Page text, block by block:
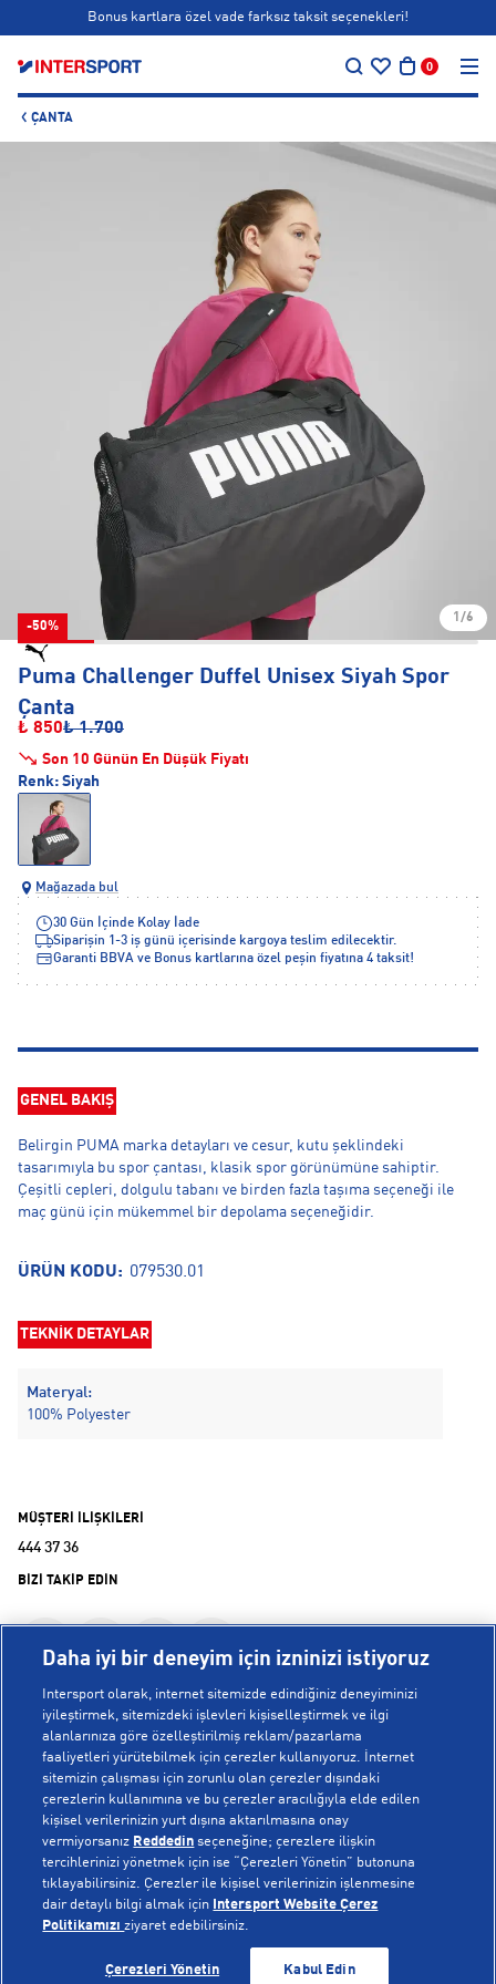
Bonus kartlara özel vade farksız taksit seçenekleri!
0
ÇANTA
-50%
1/6
Puma Challenger Duffel Unisex Siyah Spor
Çanta
₺ 850₺ 1.700
Son 10 Günün En Düşük Fiyatı
Renk: Siyah
Mağazada bul
GELİNCE HABER VER
30 Gün İçinde Kolay İade
Siparişin 1-3 iş günü içerisinde kargoya teslim edilecektir.
Garanti BBVA ve Bonus kartlarına özel peşin fiyatına 4 taksit!
GENEL BAKIŞ
Belirgin PUMA marka detayları ve cesur, kutu şeklindeki
tasarımıyla bu spor çantası, klasik spor görünümüne sahiptir.
Çeşitli cepleri, dolgulu tabanı ve birden fazla taşıma seçeneği ile
maç günü için mükemmel bir depolama seçeneğidir.
ÜRÜN KODU: 079530.01
TEKNİK DETAYLAR
Materyal:
100% Polyester
GELİNCE HABER VER
MÜŞTERİ İLİŞKİLERİ
444 37 36
BİZİ TAKİP EDİN
KURUMSAL
Hakkımızda
Mağazalarımız
Bilgi Toplumu Hizmetleri
Gizlilik Politikası
İşlem Rehberi
YARDIM
Sipariş Takibi
İptal & İade
Sıkça Sorulan Sorular
POPÜLER KOLEKSİYONLAR
Voleybol Milli Takım Formaları
Daha iyi bir deneyim için izninizi istiyoruz
Intersport olarak, internet sitemizde edindiğiniz deneyiminizi
iyileştirmek, sitemizdeki işlevleri kişiselleştirmek ve ilgi
alanlarınıza göre özelleştirilmiş reklam/pazarlama
faaliyetleri yürütebilmek için çerezler kullanıyoruz. İnternet
sitemizin çalışması için zorunlu olan çerezler dışındaki
çerezlerin kullanımına ve bu çerezler aracılığıyla elde edilen
kişisel verilerinizin yurt dışına aktarılmasına onay
vermiyorsanız Reddedin seçeneğine; çerezlere ilişkin
tercihlerinizi yönetmek için ise “Çerezleri Yönetin” butonuna
tıklayabilirsiniz. Çerezler ile kişisel verilerinizin işlenmesine
dair detaylı bilgi almak için
Intersport Website Çerez
Politikamızıziyaret edebilirsiniz.
Çerezleri Yönetin Kabul Edin